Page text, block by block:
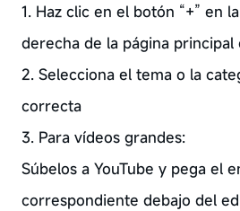
1. Haz clic en el botón “+” en
derecha de la página principal
2. Selecciona el tema o la
correcta
3. Para vídeos grandes:
Súbelos a YouTube y pega el
correspondiente debajo del